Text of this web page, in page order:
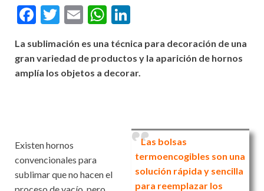
F
e
b
T
itt
er
E
ai
l
W
at
s
ke
dI
La sublimación es una técnica para decoración de una
gran variedad de productos y la aparición de hornos
amplía los objetos a decorar.
Las bolsas
termoencogibles son una
solución rápida y sencilla
para reemplazar los
Existen hornos
convencionales para
sublimar que no hacen el